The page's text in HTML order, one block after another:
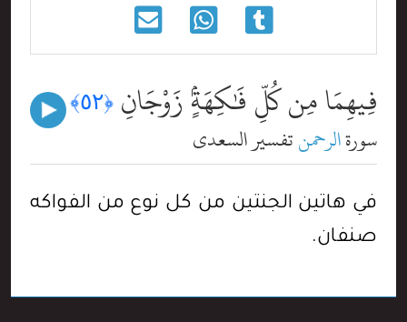
فِيهِمَا مِن كُلِّ فَٰكِهَةٍۢ زَوْجَانِ ﴿٥٢﴾
سورةالرحمنتفسير السعدي
في هاتين الجنتين من كل نوع من الفواكه
صنفان.